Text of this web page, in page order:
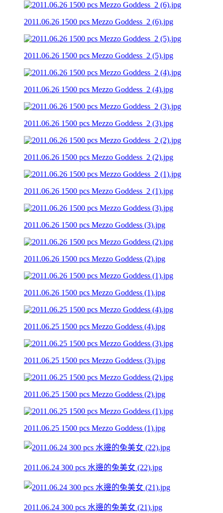
2011.06.26 1500 pcs Mezzo Goddess_2 (6).jpg
2011.06.26 1500 pcs Mezzo Goddess_2 (5).jpg
2011.06.26 1500 pcs Mezzo Goddess_2 (4).jpg
2011.06.26 1500 pcs Mezzo Goddess_2 (3).jpg
2011.06.26 1500 pcs Mezzo Goddess_2 (2).jpg
2011.06.26 1500 pcs Mezzo Goddess_2 (1).jpg
2011.06.26 1500 pcs Mezzo Goddess (3).jpg
2011.06.26 1500 pcs Mezzo Goddess (2).jpg
2011.06.26 1500 pcs Mezzo Goddess (1).jpg
2011.06.25 1500 pcs Mezzo Goddess (4).jpg
2011.06.25 1500 pcs Mezzo Goddess (3).jpg
2011.06.25 1500 pcs Mezzo Goddess (2).jpg
2011.06.25 1500 pcs Mezzo Goddess (1).jpg
2011.06.24 300 pcs 水邊的兔美女 (22).jpg
2011.06.24 300 pcs 水邊的兔美女 (21).jpg